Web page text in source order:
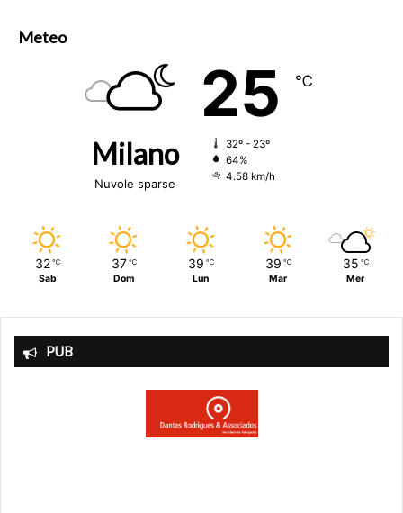
Meteo
Milano
Nuvole sparse
25 ℃
32º - 23º
64%
4.58 km/h
32 ℃
Sab
37 ℃
Dom
39 ℃
Lun
39 ℃
Mar
35 ℃
Mer
PUB